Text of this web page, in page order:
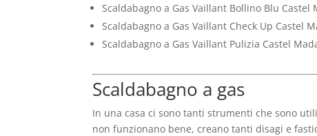
Scaldabagno a Gas Vaillant Bollino Blu Castel
Scaldabagno a Gas Vaillant Check Up Castel
Scaldabagno a Gas Vaillant Pulizia Castel
Scaldabagno a gas
In una casa ci sono tanti strumenti che sono
non funzionano bene, creano tanti disagi e